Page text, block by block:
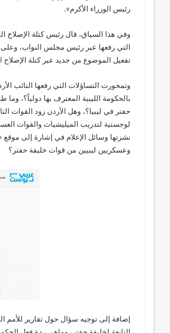
رئيس الوزراء الأكرم».
وفي هذا السياق، قال رئيس كتلة الإصلاح
التي رفعها عبر رئيس مجلس النواب، وعلى
تفعيل الموضوع من جديد عبر كتلة الإصلاح
وتمحورت التساؤلات التي رفعها النائب
بالحكومة الليبية المعترف بها دولياً؟، وما
حفتر في ليبيا؟، وهل الأردن زود القوات
لوجستية لتدريب الميليشيات والقوات
نشرتها وسائل الإعلام في إشارة إلى
وعسكريين ليبيين من قوات خليفة حفتر؟
إضافة إلى توجيه سؤال حول تقارير